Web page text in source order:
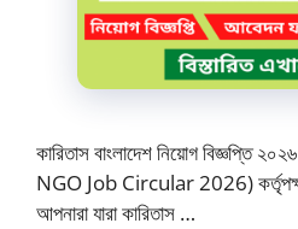
কারিতাস বাংলাদেশ নিয়োগ
NGO Job Circular 2026) কর্তৃপক্ষ
আপনারা যারা কারিতাস …